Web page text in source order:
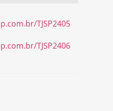
TJSP2405
TJSP2406